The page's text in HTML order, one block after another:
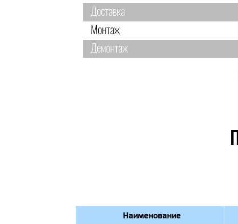
Доставка
Монтаж
Демонтаж
Наименование